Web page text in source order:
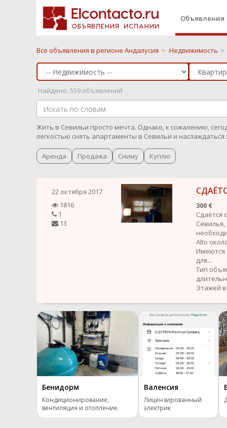
Объявления
Все объявления в регионе Андалусия > Недвижимость >
Найдено: 559 объявлений
Жить в Севильи просто мечта. Однако, к сожалению,
лёгкостью снять апартаменты в Севильи и
Аренда Продажа Сниму Куплю
22 октября 2017
1816
1
13
300 €
Сдаётся
Севилья,
Alto
Имеются
для...
Тип
Этажей
Бенидорм
Кондиционирование,
вентиляция и отопление.
Валенсия
Лицензированный
электрик